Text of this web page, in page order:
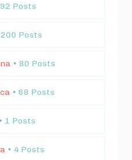
92 Posts
200 Posts
• 80 Posts
• 68 Posts
• 1 Posts
• 4 Posts